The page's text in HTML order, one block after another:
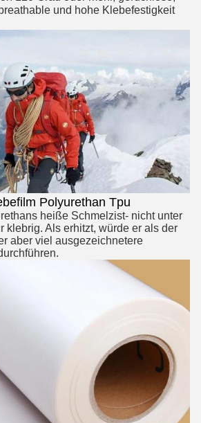
und hohe Klebefestigkeit
Polyurethan Tpu
heiße Schmelzist- nicht unter
klebrig. Als erhitzt, würde er als der
aber viel ausgezeichnetere